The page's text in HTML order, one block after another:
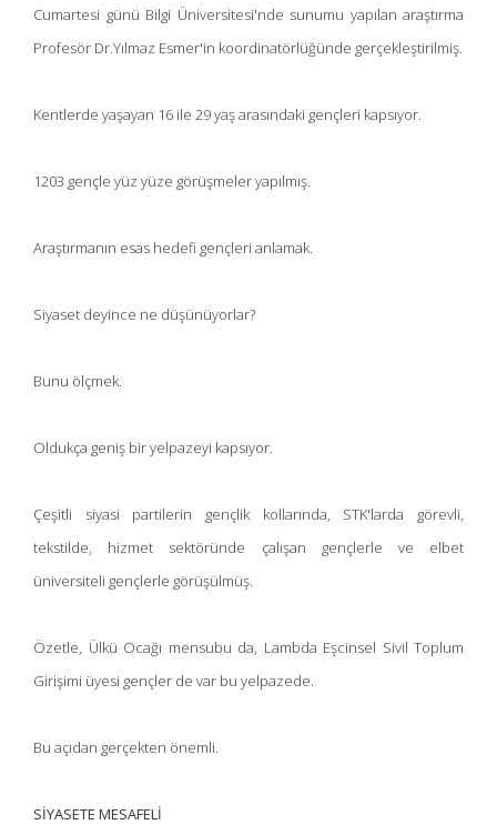
Cumartesi günü Bilgi Üniversitesi'nde sunumu yapılan araştırma
Profesör Dr.Yılmaz Esmer'in koordinatörlüğünde gerçekleştirilmiş.
Kentlerde yaşayan 16 ile 29 yaş arasındaki gençleri kapsıyor.
1203 gençle yüz yüze görüşmeler yapılmış.
Araştırmanın esas hedefi gençleri anlamak.
Siyaset deyince ne düşünüyorlar?
Bunu ölçmek.
Oldukça geniş bir yelpazeyi kapsıyor.
Çeşitli siyasi partilerin gençlik kollarında, STK'larda görevli,
tekstilde, hizmet sektöründe çalışan gençlerle ve elbet
üniversiteli gençlerle görüşülmüş.
Özetle, Ülkü Ocağı mensubu da, Lambda Eşcinsel Sivil Toplum
Girişimi üyesi gençler de var bu yelpazede.
Bu açıdan gerçekten önemli.
SİYASETE MESAFELİ